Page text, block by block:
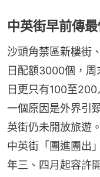
中英街早前傳
沙頭角禁區新樓街
日配額3000個，
日更只有100至
一個原因是外界引
英街仍未開放旅遊
中英街「團進團出
年三、四月起容許